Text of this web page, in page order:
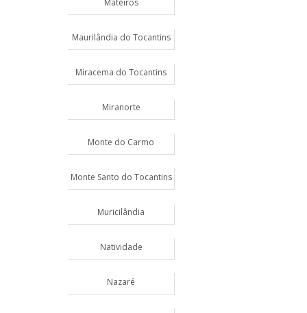
Mateiros
Maurilândia do Tocantins
Miracema do Tocantins
Miranorte
Monte do Carmo
Monte Santo do Tocantins
Muricilândia
Natividade
Nazaré